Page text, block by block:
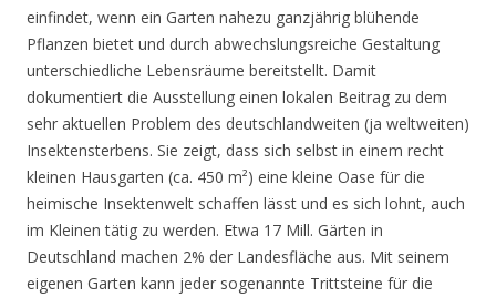
einfindet, wenn ein Garten nahezu ganzjährig blühende
Pflanzen bietet und durch abwechslungsreiche Gestaltung
unterschiedliche Lebensräume bereitstellt. Damit
dokumentiert die Ausstellung einen lokalen Beitrag zu dem
sehr aktuellen Problem des deutschlandweiten (ja weltweiten)
Insektensterbens. Sie zeigt, dass sich selbst in einem recht
kleinen Hausgarten (ca. 450 m²) eine kleine Oase für die
heimische Insektenwelt schaffen lässt und es sich lohnt, auch
im Kleinen tätig zu werden. Etwa 17 Mill. Gärten in
Deutschland machen 2% der Landesfläche aus. Mit seinem
eigenen Garten kann jeder sogenannte Trittsteine für die